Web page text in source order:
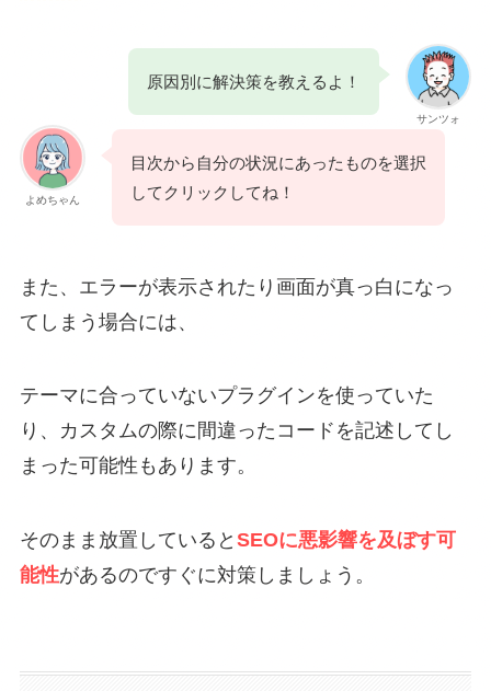
サンツォ
原因別に解決策を教えるよ！
よめちゃん
目次から自分の状況にあったものを選択
してクリックしてね！
また、エラーが表示されたり画面が真っ白になっ
てしまう場合には、
テーマに合っていないプラグインを使っていた
り、カスタムの際に間違ったコードを記述してし
まった可能性もあります。
そのまま放置していると SEOに悪影響を及ぼす可
能性があるのですぐに対策しましょう。